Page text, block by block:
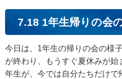
7.18 1年生帰りの会
今日は、1年生の帰りの会の様
が終わり、もうすぐ夏休みが
年生が、今では自分たちだけ